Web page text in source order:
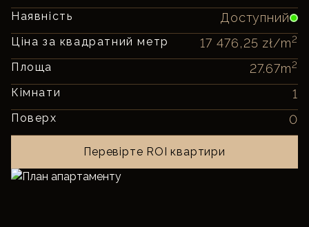
Наявність Доступний
Ціна за квадратний метр 17 476,25 zł/m2
Площа 27.67m2
Кімнати 1
Поверх 0
Перевірте ROI квартири